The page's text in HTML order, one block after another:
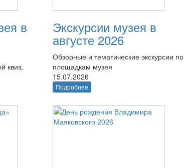
в
квиз,
Экскурсии музея в
августе 2026
Обзорные и тематические экскурсии по
площадкам музея
15.07.2026
Подробнее